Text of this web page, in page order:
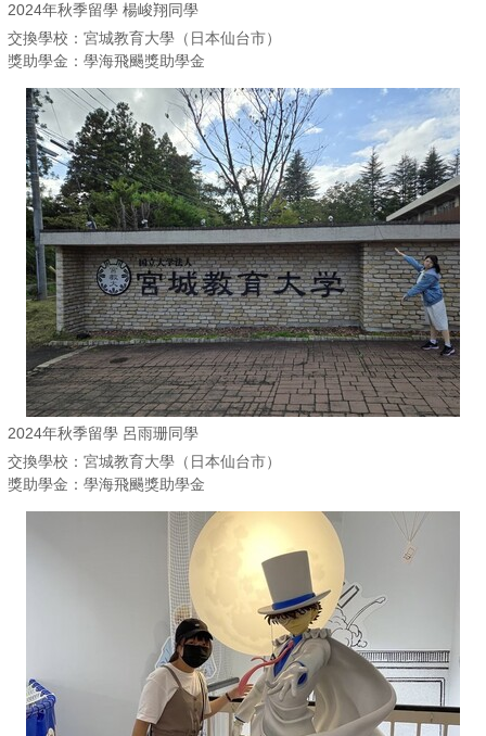
2024年秋季留學 楊峻翔同學
交換學校：宮城教育大學（日本仙台市）
獎助學金：學海飛颺獎助學金
2024年秋季留學 呂雨珊同學
交換學校：宮城教育大學（日本仙台市）
獎助學金：學海飛颺獎助學金